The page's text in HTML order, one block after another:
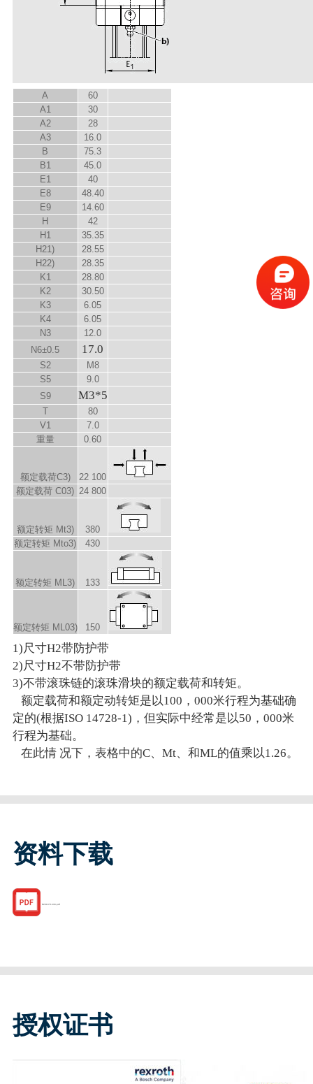
A
60
A1
30
A2
28
A3
16.0
B
75.3
B1
45.0
E1
40
E8
48.40
E9
14.60
H
42
H 1
35.35
H21)
28.55
H22)
28.35
K1
28.80
K2
30.50
K3
6.05
K4
6.05
N3
12.0
N6±0.5 17.0
S2
M8
S5
9.0
S9 M3*5
T
80
V1
7.0
重量
0.60
额定载荷C3)
22 100
额定载荷 C03) 24 800
额定转矩 Mt3)
380
额定转矩 Mto3) 430
额定转矩 M L3) 133
额定转矩 M L03) 150
1)尺寸H2带防护带
2)尺寸H2不带防护带
3)不带滚珠链的滚珠滑块的额定载荷和转矩。
额定载荷和额定动转矩是以100，000米行程为基础确
定的(根据ISO 14728-1)，但实际中经常是以50，000米
行程为基础。
在此情 况下，表格中的C、Mt、和ML的值乘以1.26。
资料下载
R201071330.pdf
授权证书